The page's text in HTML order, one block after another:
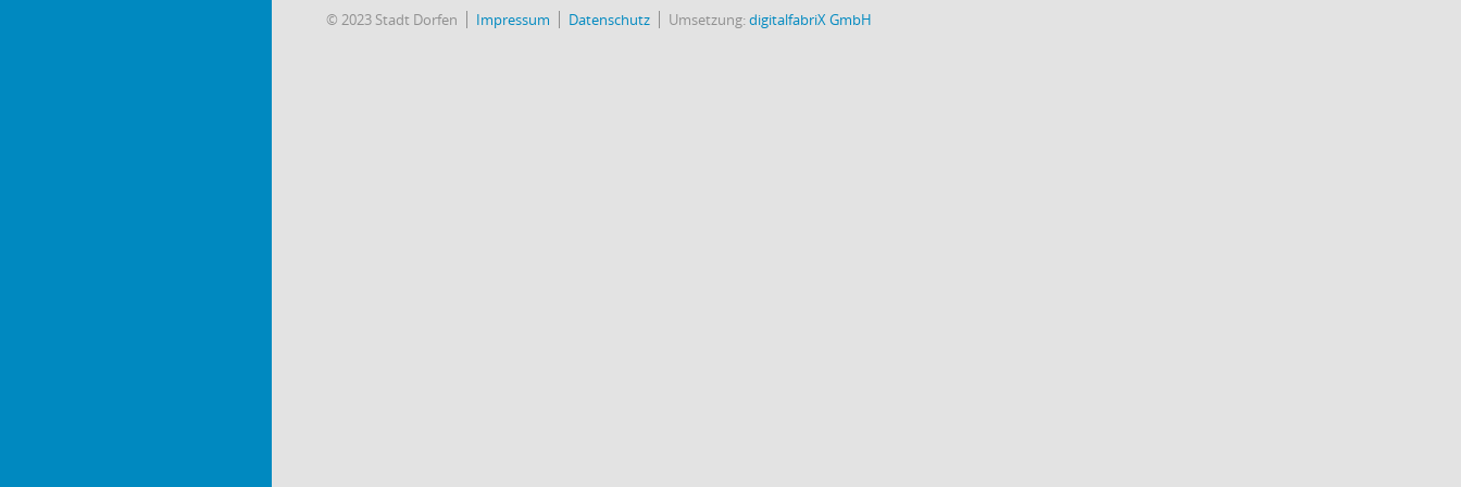
© 2023 Stadt Dorfen Impressum Datenschutz Umsetzung:digitalfabriX GmbH